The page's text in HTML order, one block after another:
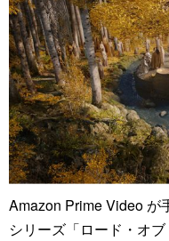
Amazon Prime Video が
シリーズ「ロード・オ